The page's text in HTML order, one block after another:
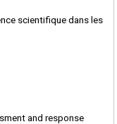
scientifique dans les
and response